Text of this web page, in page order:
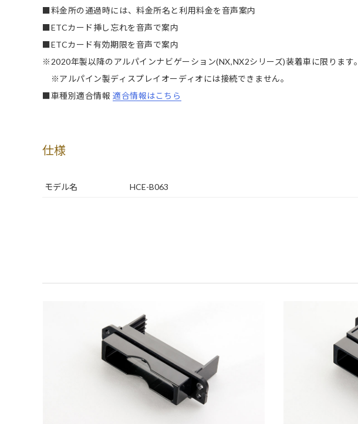
■料金所の通過時には、料金所名と利用料金を音声案内
■ETCカード挿し忘れを音声で案内
■ETCカード有効期限を音声で案内
※2020年製以降のアルパインナビゲーション(NX,NX2シリーズ)装着車に限ります。
※アルパイン製ディスプレイオーディオには接続できません。
■車種別適合情報適合情報はこちら
仕様
モデル名 HCE-B063